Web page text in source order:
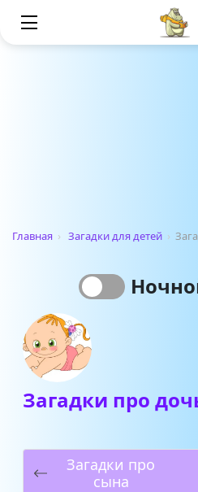
Главная › Загадки для детей ›
Загадки про
Загадки про
сына